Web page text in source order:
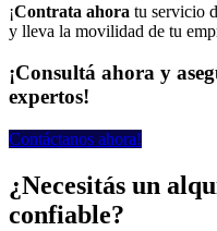
¡Contrata ahora tu servicio
y lleva la movilidad de tu
¡Consultá ahora y
expertos!
Contáctanos ahora!
¿Necesitás un
confiable?